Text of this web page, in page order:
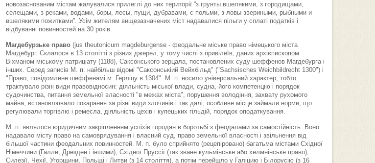
новозаснованим містам жалувалися прилеглі до них території “з грунты вшелякими, з городищами,
селещами, з реками, водами, боры, лесы, пущи, дубравами, с польми, з ловы звериными, рыбными и
вшелякими пожитками”. Усім жителям вищезазначених міст надавалися пільги у сплаті податків і
відбуванні повинностей на 30 років.
Магдебурзьке право(jus theutonicum magdeburgense - феодальне міське право німецького міста
Магдебург. Склалося в 13 столітті з різних джерел, у тому числі з привілеїв, даних архієпископом
Віхманом міському патриціату (1188), Саксонського зерцала, постановлених суду шеффенов Магдебурга і
інших. Серед записів М. п. найбільш відомі "Саксонськіий Вейхбільд" ("Sachsisches Weichbildrecht 1300") і
"Право, повідомлене шеффенамі м. Герліцу в 1304". М. п. носило універсальний характер, тобто
трактувало різні види правовідносин: діяльність міської влади, судна, його компетенцію і порядок
судочинства, питання земельної власності "в межах міста", порушення володіння, захвату рухомого
майна, встановлювало покарання за різні види злочинів і так далі, особливе місце займали норми, що
регулювали торгівлю і ремесла, діяльність цехів і купецьких гільдій, порядок оподаткування.
М. п. являлося юридичним закріпленням успіхів городян в боротьбі з феодалами за самостійність. Воно
надавало місту право на самоврядування і власний суд, право земельної власності і звільнення від
більшої частини феодальних повинностей. М. п. було сприйнято (рецепіровано) багатьма містами Східної
Німеччини (Галле, Дрезден і іншими), Східної Пруссії (так зване кульмінське або хелмнінське право),
Силезії, Чехії, Угорщини, Польщі і Литви (з 14 століття), а потім перейшло у Галіцию і Білорусію (з 16